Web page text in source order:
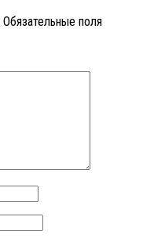
Обязательные поля